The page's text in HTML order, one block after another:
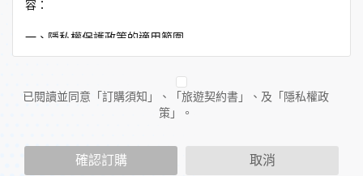
容：
一、隱私權保護政策的適用範圍
隱私權保護政策內容，包括本網站如何處理在您使用網站服務
外的相關連結網站，也不適用於非本網站所委託或參與管理的
人員。
當您造訪本網站或使用本網站所提供之功能服務時，我們將視
該服務功能性質，請您提供必要的個人資料，並在該特定目的
已閱讀並同意「訂購須知」、「旅遊契約書」、及「隱私權政
策」。
確認訂購 取消